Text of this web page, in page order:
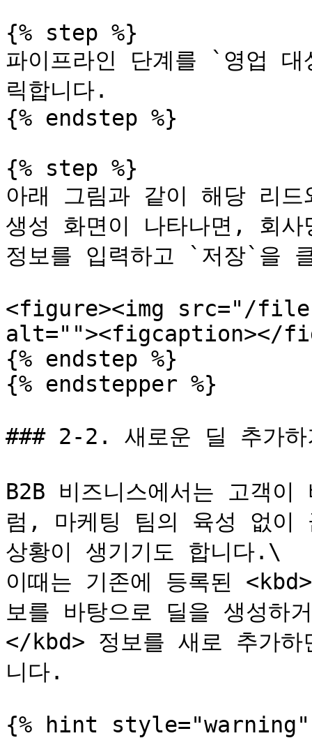
{% step %}
파이프라인 단계를 `영업
릭합니다.
{% endstep %}
{% step %}
아래 그림과 같이 해당 리
생성 화면이 나타나면, 회
정보를 입력하고 `저장`을
<figure><img src="/
alt=""><figcaption></
{% endstep %}
{% endstepper %}
### 2-2. 새로운 딜 추가하
B2B 비즈니스에서는 고객
럼, 마케팅 팀의 육성 없이
상황이 생기기도 합니다.\
이때는 기존에 등록된
보를 바탕으로 딜을 생성하
</kbd> 정보를 새로 추가
니다.
{% hint style="warning"